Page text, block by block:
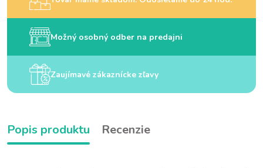
Možný osobný odber na predajni
Zaujímavé zákaznícke zľavy
Popis produktu Recenzie